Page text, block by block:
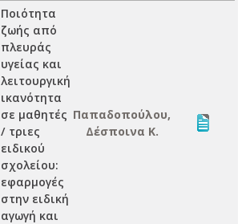
Ποιότητα
ζωής από
πλευράς
υγείας και
λειτουργική
ικανότητα
σε μαθητές
/ τριες
ειδικού
σχολείου:
εφαρμογές
στην ειδική
αγωγή και
Παπαδοπούλου,
Δέσποινα Κ.